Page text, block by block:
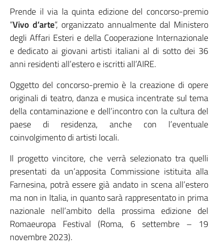
Prende il via la quinta edizione del concorso-premio
“Vivo d’arte“, organizzato annualmente dal Ministero
degli Affari Esteri e della Cooperazione Internazionale
e dedicato ai giovani artisti italiani al di sotto dei 36
anni residenti all’estero e iscritti all’AIRE.
Oggetto del concorso-premio è la creazione di opere
originali di teatro, danza e musica incentrate sul tema
della contaminazione e dell’incontro con la cultura del
paese di residenza, anche con l’eventuale
coinvolgimento di artisti locali.
Il progetto vincitore, che verrà selezionato tra quelli
presentati da un’apposita Commissione istituita alla
Farnesina, potrà essere già andato in scena all’estero
ma non in Italia, in quanto sarà rappresentato in prima
nazionale nell’ambito della prossima edizione del
Romaeuropa Festival (Roma, 6 settembre – 19
novembre 2023).